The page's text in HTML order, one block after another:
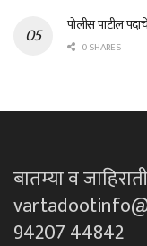
पोलीस पाटील
0 SHARES
बातम्या व
94207 44842